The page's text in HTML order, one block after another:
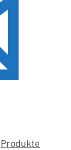
Kategorien
Produkte